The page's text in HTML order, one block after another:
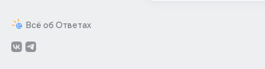
Всё об Ответах